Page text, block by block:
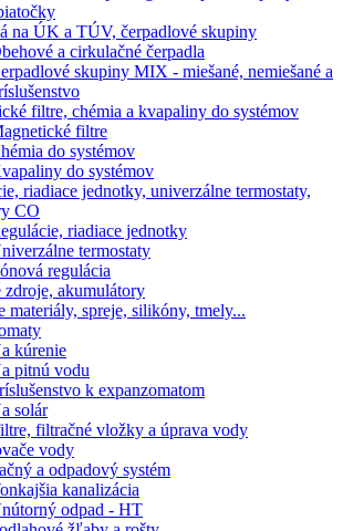
na ÚK a TÚV, čerpadlové skupiny
a cirkulačné čerpadla
skupiny MIX - miešané, nemiešané a
filtre, chémia a kvapaliny do systémov
filtre
do systémov
do systémov
riadiace jednotky, univerzálne termostaty,
CO
riadiace jednotky
termostaty
regulácia
zdroje, akumulátory
materiály, spreje, silikóny, tmely...
kúrenie
pitnú vodu
k expanzomatom
solár
filtračné vložky a úprava vody
vody
a odpadový systém
kanalizácia
odpad - HT